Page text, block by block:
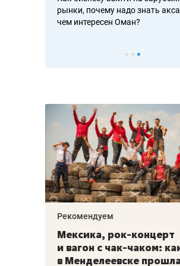
рынки, почему надо знать
чем интересен Оман?
Рекомендуем
Мексика, рок-концерт
и вагон с чак-чаком:
в Менделеевске